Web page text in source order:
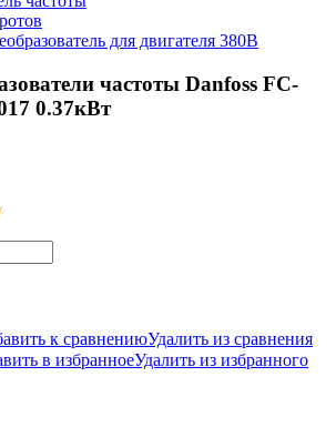
для двигателя 380В
частоты Danfoss FC-
0.37кВт
к сравнениюУдалить из сравнения
в избранноеУдалить из избранного